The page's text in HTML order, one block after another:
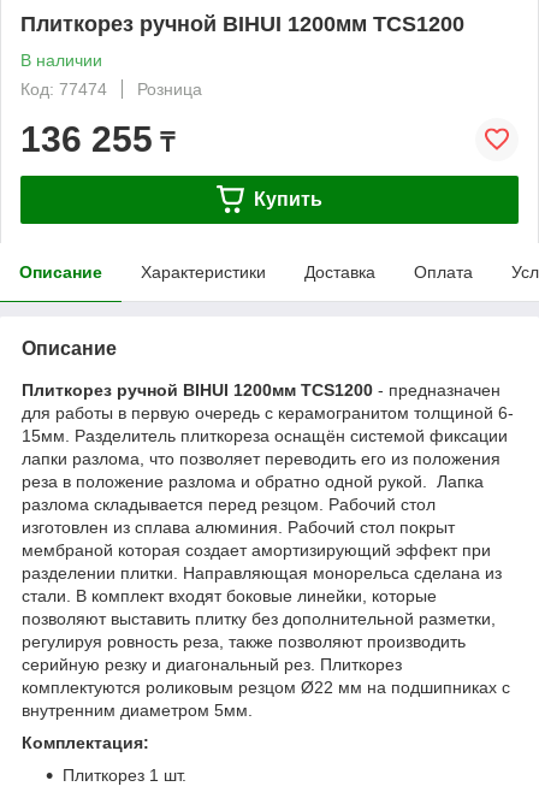
Плиткорез ручной BIHUI 1200мм TCS1200
В наличии
Код: 77474
Розница
136 255 ₸
Купить
Описание Характеристики Доставка Оплата
Описание
Плиткорез ручной BIHUI 1200мм TCS1200 - предназначен
для работы в первую очередь с керамогранитом толщиной 6-
15мм. Разделитель плиткореза оснащён системой фиксации
лапки разлома, что позволяет переводить его из положения
реза в положение разлома и обратно одной рукой. Лапка
разлома складывается перед резцом. Рабочий стол
изготовлен из сплава алюминия. Рабочий стол покрыт
мембраной которая создает амортизирующий эффект при
разделении плитки. Направляющая монорельса сделана из
стали. В комплект входят боковые линейки, которые
позволяют выставить плитку без дополнительной разметки,
регулируя ровность реза, также позволяют производить
серийную резку и диагональный рез. Плиткорез
комплектуются роликовым резцом Ø22 мм на подшипниках с
внутренним диаметром 5мм.
Комплектация:
Плиткорез 1 шт.